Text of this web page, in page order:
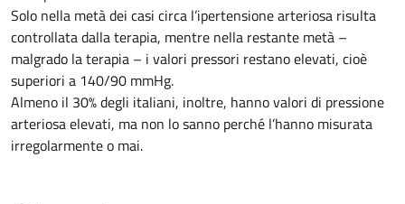
Solo nella metà dei casi circa l’ipertensione arteriosa risulta
controllata dalla terapia, mentre nella restante metà –
malgrado la terapia – i valori pressori restano elevati, cioè
superiori a 140/90 mmHg.
Almeno il 30% degli italiani, inoltre, hanno valori di pressione
arteriosa elevati, ma non lo sanno perché l’hanno misurata
irregolarmente o mai.